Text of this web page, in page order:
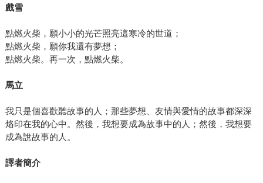
戲雪
點燃火柴，願小小的光芒照亮這寒冷的世道；
點燃火柴，願你我還有夢想；
點燃火柴。再一次，點燃火柴。
馬立
我只是個喜歡聽故事的人；那些夢想、友情與愛情的故事都深深
烙印在我的心中。然後，我想要成為故事中的人；然後，我想要
成為說故事的人。
譯者簡介